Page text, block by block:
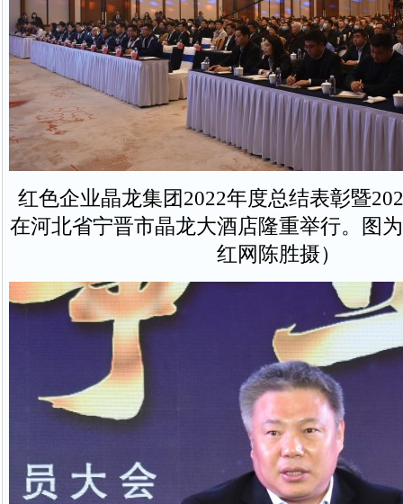
红色企业晶龙集团2022年度总结表彰暨
在河北省宁晋市晶龙大酒店隆重举行。图
红网陈胜摄）